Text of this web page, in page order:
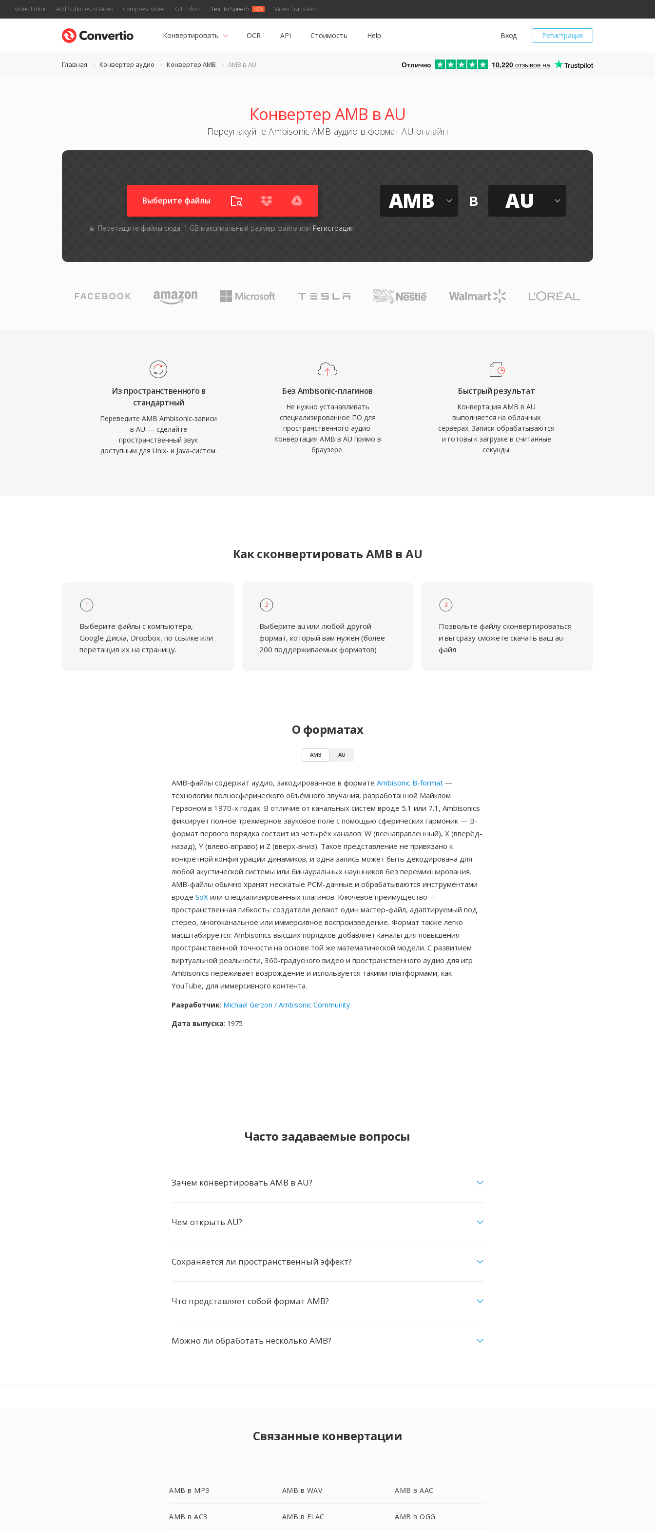
Video Editor Add Subtitles to Video Compress Video GIF Editor Text to Speech Video Translator
Регистрация
Вход
Конвертировать OCR API Стоимость Help
Главная Конвертер аудио Конвертер AMB AMB в AU Отлично 10,220 отзывов на
Конвертер AMB в AU
Переупакуйте Ambisonic AMB-аудио в формат AU онлайн
Выберите файлы
Перетащите файлы сюда. 1 GB максимальный размер файла или Регистрация
AMB в AU
Из пространственного в
стандартный
Переведите AMB Ambisonic-записи
в AU — сделайте
пространственный звук
доступным для Unix- и Java-систем.
Без Ambisonic-плагинов
Не нужно устанавливать
специализированное ПО для
пространственного аудио.
Конвертация AMB в AU прямо в
браузере.
Быстрый результат
Конвертация AMB в AU
выполняется на облачных
серверах. Записи обрабатываются
и готовы к загрузке в считанные
секунды.
Как сконвертировать AMB в AU
1
Выберите файлы с компьютера,
Google Диска, Dropbox, по ссылке или
перетащив их на страницу.
2
Выберите au или любой другой
формат, который вам нужен (более
200 поддерживаемых форматов)
3
Позвольте файлу сконвертироваться
и вы сразу сможете скачать ваш au-
файл
О форматах
AMB AU
AMB-файлы содержат аудио, закодированное в формате Ambisonic B-format —
технологии полносферического объёмного звучания, разработанной Майклом
Герзоном в 1970-х годах. В отличие от канальных систем вроде 5.1 или 7.1, Ambisonics
фиксирует полное трёхмерное звуковое поле с помощью сферических гармоник — B-
формат первого порядка состоит из четырёх каналов: W (всенаправленный), X (вперёд-
назад), Y (влево-вправо) и Z (вверх-вниз). Такое представление не привязано к
конкретной конфигурации динамиков, и одна запись может быть декодирована для
любой акустической системы или бинауральных наушников без перемикширования.
AMB-файлы обычно хранят несжатые PCM-данные и обрабатываются инструментами
вроде SoX или специализированных плагинов. Ключевое преимущество —
пространственная гибкость: создатели делают один мастер-файл, адаптируемый под
стерео, многоканальное или иммерсивное воспроизведение. Формат также легко
масштабируется: Ambisonics высших порядков добавляет каналы для повышения
пространственной точности на основе той же математической модели. С развитием
виртуальной реальности, 360-градусного видео и пространственного аудио для игр
Ambisonics переживает возрождение и используется такими платформами, как
YouTube, для иммерсивного контента.
Разработчик: Michael Gerzon / Ambisonic Community
Дата выпуска: 1975
Часто задаваемые вопросы
Зачем конвертировать AMB в AU?
Чем открыть AU?
Сохраняется ли пространственный эффект?
Что представляет собой формат AMB?
Можно ли обработать несколько AMB?
Связанные конвертации
AMB в MP3 AMB в WAV AMB в AAC
AMB в AC3 AMB в FLAC AMB в OGG